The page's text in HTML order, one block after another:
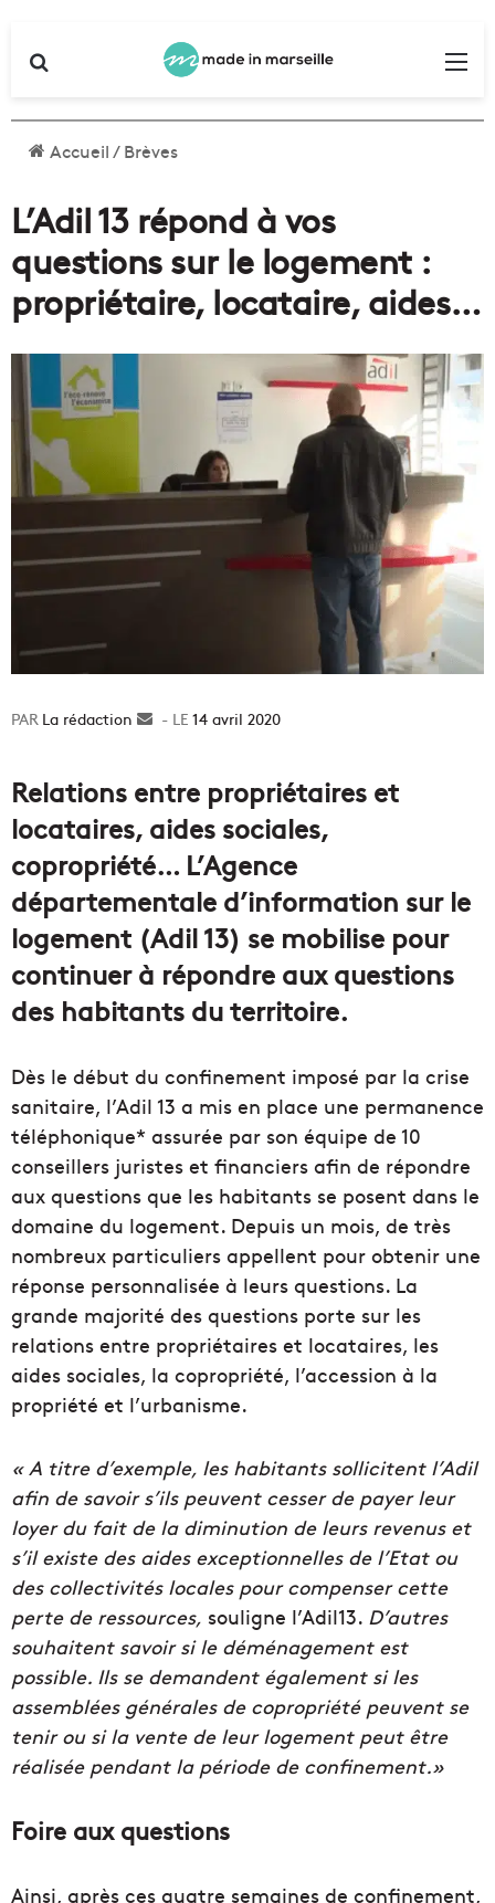
Accueil/Brèves
L’Adil 13 répond à vos
questions sur le logement :
propriétaire, locataire, aides…
La rédaction
Envoyer14 avril 2020
Relations entre propriétaires et
locataires, aides sociales,
copropriété… L’Agence
départementale d’information sur le
logement (Adil 13) se mobilise pour
continuer à répondre aux questions
des habitants du territoire.
Dès le début du confinement imposé par la crise
sanitaire, l’Adil 13 a mis en place une permanence
téléphonique* assurée par son équipe de 10
conseillers juristes et financiers afin de répondre
aux questions que les habitants se posent dans le
domaine du logement. Depuis un mois, de très
nombreux particuliers appellent pour obtenir une
réponse personnalisée à leurs questions. La
grande majorité des questions porte sur les
relations entre propriétaires et locataires, les
aides sociales, la copropriété, l’accession à la
propriété et l’urbanisme.
« A titre d’exemple, les habitants sollicitent l’Adil
afin de savoir s’ils peuvent cesser de payer leur
loyer du fait de la diminution de leurs revenus et
s’il existe des aides exceptionnelles de l’Etat ou
des collectivités locales pour compenser cette
perte de ressources, souligne l’Adil13. D’autres
souhaitent savoir si le déménagement est
possible. Ils se demandent également si les
assemblées générales de copropriété peuvent se
tenir ou si la vente de leur logement peut être
réalisée pendant la période de confinement.»
Foire aux questions
Ainsi, après ces quatre semaines de confinement,